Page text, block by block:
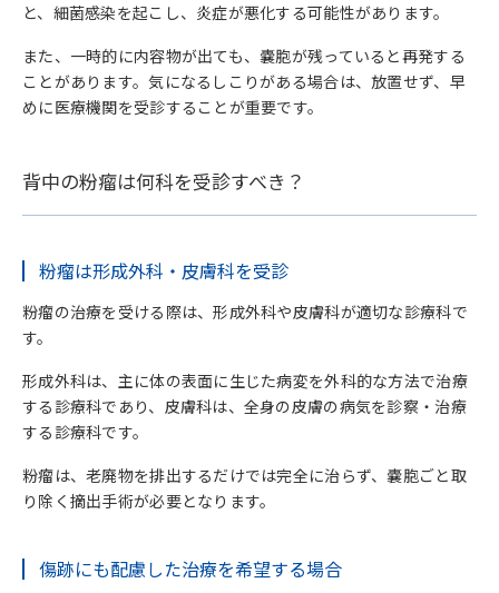
と、細菌感染を起こし、炎症が悪化する可能性があります。
また、一時的に内容物が出ても、嚢胞が残っていると再発する
ことがあります。気になるしこりがある場合は、放置せず、早
めに医療機関を受診することが重要です。
背中の粉瘤は何科を受診すべき？
粉瘤は形成外科・皮膚科を受診
粉瘤の治療を受ける際は、形成外科や皮膚科が適切な診療科で
す。
形成外科は、主に体の表面に生じた病変を外科的な方法で治療
する診療科であり、皮膚科は、全身の皮膚の病気を診察・治療
する診療科です。
粉瘤は、老廃物を排出するだけでは完全に治らず、嚢胞ごと取
り除く摘出手術が必要となります。
傷跡にも配慮した治療を希望する場合